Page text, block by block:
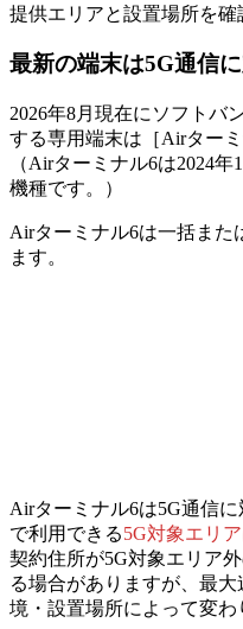
提供エリアと設置場所を確
最新の端末は5G通信
2026年8月現在にソフトバ
する専用端末は［Airター
（Airターミナル6は2024
機種です。）
Airターミナル6は一括また
ます。
Airターミナル6は5G通信に
で利用できる5G対象エリ
契約住所が5G対象エリア
る場合がありますが、最
境・設置場所によって変わ